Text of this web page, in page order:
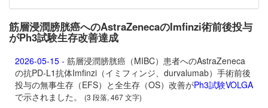
筋層浸潤膀胱癌へのAstraZenecaのImfinzi術前後投与
がPh3試験生存改善達成
2026-05-15 - 筋層浸潤膀胱癌（MIBC）患者へのAstraZeneca
の抗PD-L1抗体Imfinzi（イミフィンジ、durvalumab）手術前後
投与の無事生存（EFS）と全生存（OS）改善がPh3試験VOLGA
で示されました。
(3 段落, 467 文字)